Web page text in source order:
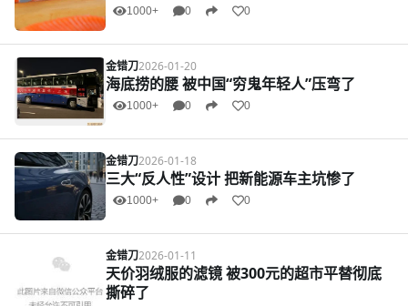
1000+ 0 0
金错刀2026-01-20
海底捞的腰 被中国“穷鬼年轻人”压弯了
1000+ 0 0
金错刀2026-01-18
三大“反人性”设计 把新能源车主坑惨了
1000+ 0 0
金错刀2026-01-11
天价羽绒服的滤镜 被300元的超市平替彻底
撕碎了